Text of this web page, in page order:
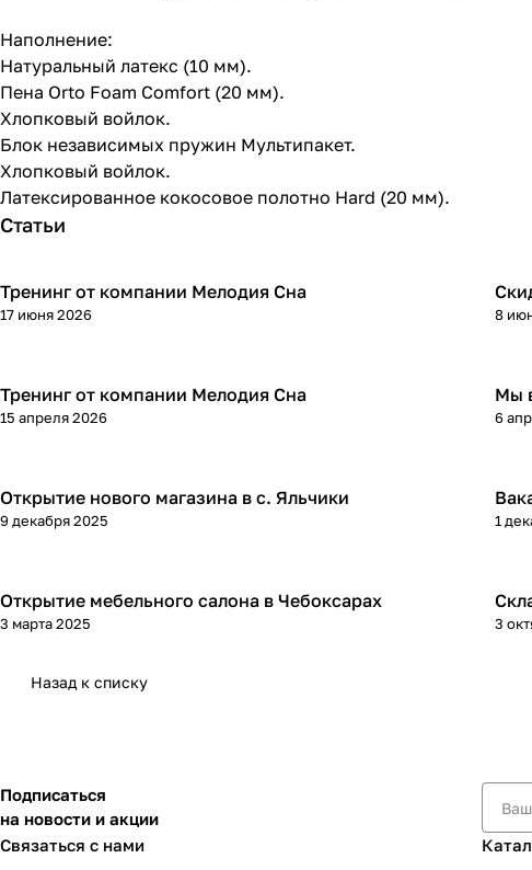
Наполнение:
Натуральный латекс (10 мм).
Пена Orto Foam Comfort (20 мм).
Хлопковый войлок.
Блок независимых пружин Мультипакет.
Хлопковый войлок.
Латексированное кокосовое полотно Hard (20 мм).
Статьи
Тренинг от компании Мелодия Сна
17 июня 2026 8
Тренинг от компании Мелодия Сна
15 апреля 2026
Мы
6
Открытие нового магазина в с. Яльчики
9 декабря 2025 1
Открытие мебельного салона в Чебоксарах
3 марта 2025 3
Назад к списку
Подписаться
на новости и акции
Связаться с нами